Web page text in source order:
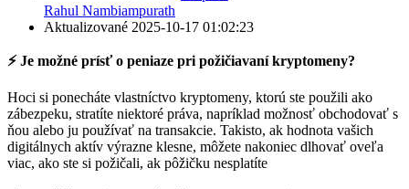
Rahul Nambiampurath
Aktualizované 2025-10-17 01:02:23
⚡️ Je možné prísť o peniaze pri požičiavaní kryptomeny?
Hoci si ponecháte vlastníctvo kryptomeny, ktorú ste použili ako
zábezpeku, stratíte niektoré práva, napríklad možnosť obchodovať s
ňou alebo ju používať na transakcie. Takisto, ak hodnota vašich
digitálnych aktív výrazne klesne, môžete nakoniec dlhovať oveľa
viac, ako ste si požičali, ak pôžičku nesplatíte